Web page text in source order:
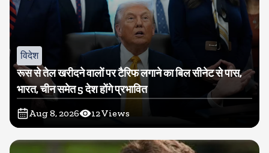
विदेश
रूस से तेल खरीदने वालों पर टैरिफ लगाने का बिल सीनेट से पास,
भारत, चीन समेत 5 देश होंगे प्रभावित
Aug 8, 2026 12Views